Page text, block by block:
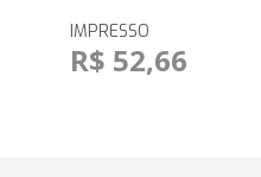
IMPRESSO
R$ 52,66